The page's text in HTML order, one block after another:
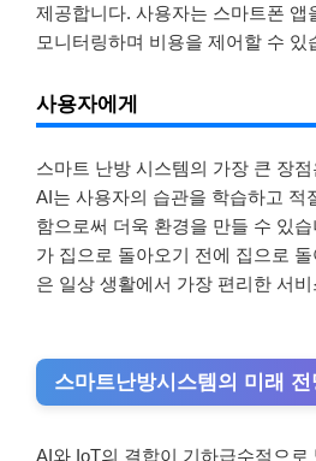
제공합니다. 사용자는 스마트폰 앱
모니터링하며 비용을 제어할 수 있
사용자에게
스마트 난방 시스템의 가장 큰 장
AI는 사용자의 습관을 학습하고 적
함으로써 더욱 환경을 만들 수 있
가 집으로 돌아오기 전에 집으로
은 일상 생활에서 가장 편리한 서
스마트난방시스템의 미래 전
AI와 IoT의 결합이 기하급수적으로